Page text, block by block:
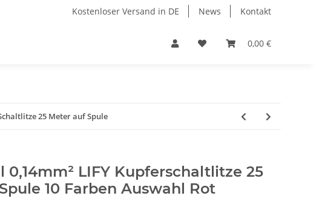
Kostenloser Versand in DE News Kontakt
0,00 €
25 Meter auf Spule
0,14mm² LIFY Kupferschaltlitze 25
10 Farben Auswahl Rot